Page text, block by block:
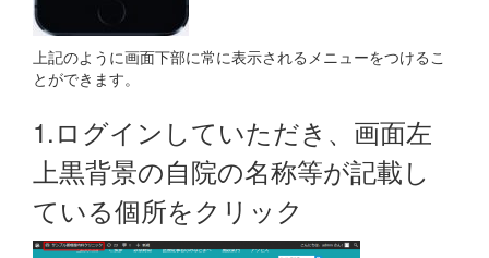
上記のように画面下部に常に表示されるメニューをつけるこ
とができます。
1.ログインしていただき、画面左
上黒背景の自院の名称等が記載し
ている個所をクリック